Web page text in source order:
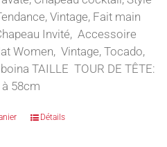
Vintage, Fait main
Invité, Accessoire
Women, Vintage, Tocado,
TAILLE TOUR DE TÊTE:
58cm
Détails